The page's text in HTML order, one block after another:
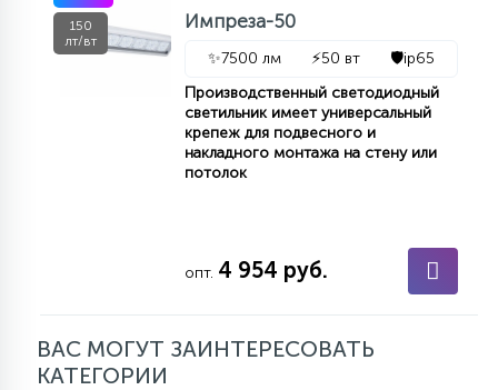
150
лт/вт
Импреза-50
✨7500 лм ⚡50 вт 🛡️ip65
Производственный светодиодный
светильник имеет универсальный
крепеж для подвесного и
накладного монтажа на стену или
потолок
опт. 4 954 руб.
ВАС МОГУТ ЗАИНТЕРЕСОВАТЬ
КАТЕГОРИИ